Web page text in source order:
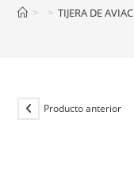
> > TIJERA DE
Producto anterior